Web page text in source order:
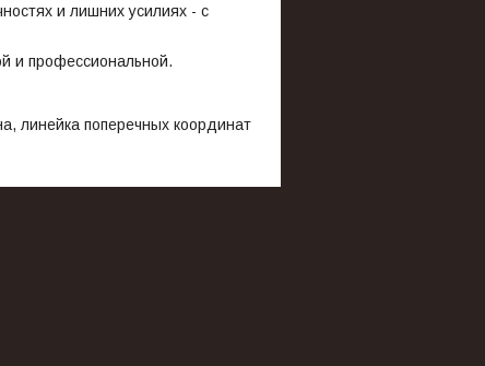
и лишних усилиях - с
и профессиональной.
линейка поперечных координат